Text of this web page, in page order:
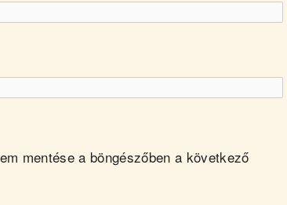
mentése a böngészőben a következő